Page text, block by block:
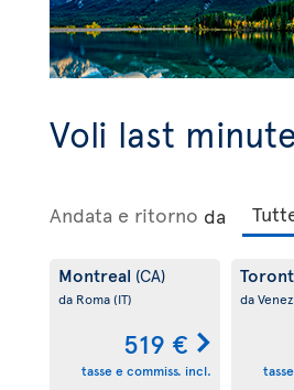
Voli last
Andata e ritorno da
Montreal (CA)
da Roma(IT)
519 €
tasse e commiss. incl.
da